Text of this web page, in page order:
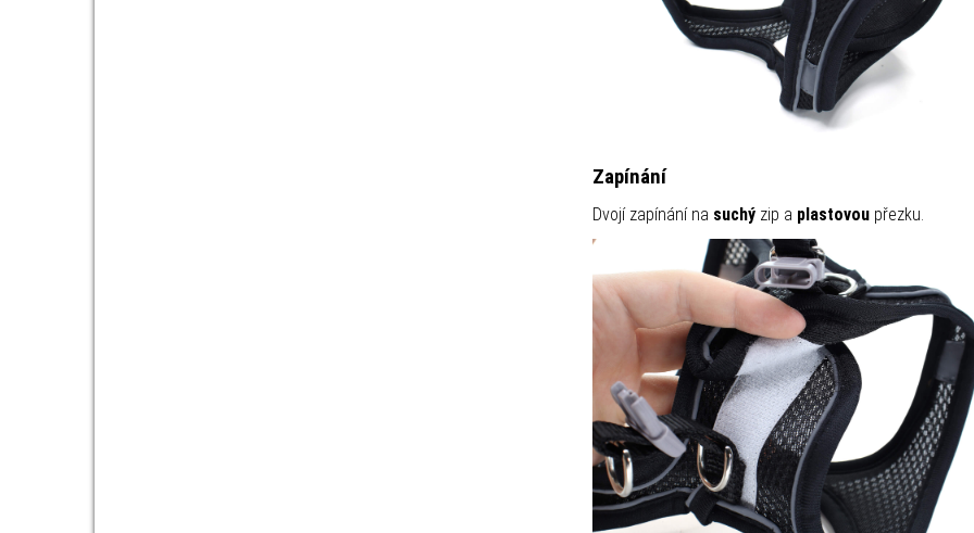
Zapínání
Dvojí zapínání na suchýzip a plastovoupřezku.